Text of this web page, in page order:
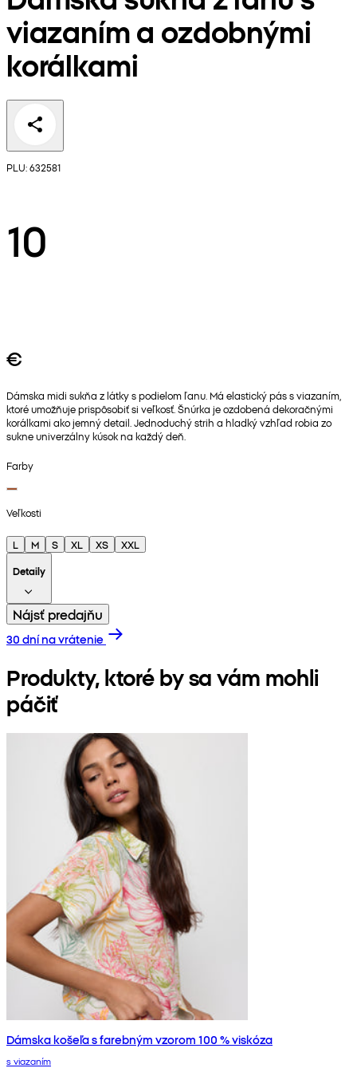
viazaním a ozdobnými
korálkami
PLU: 632581
10
€
Dámska midi sukňa z látky s podielom ľanu. Má elastický pás s viazaním,
ktoré umožňuje prispôsobiť si veľkosť. Šnúrka je ozdobená dekoračnými
korálkami ako jemný detail. Jednoduchý strih a hladký vzhľad robia zo
sukne univerzálny kúsok na každý deň.
Farby
Veľkosti
L M S XL XS
XXL
Detaily
Nájsť predajňu
30 dní na vrátenie
Produkty, ktoré by sa vám mohli
páčiť
Dámska košeľa s farebným vzorom 100 % viskóza
s viazaním